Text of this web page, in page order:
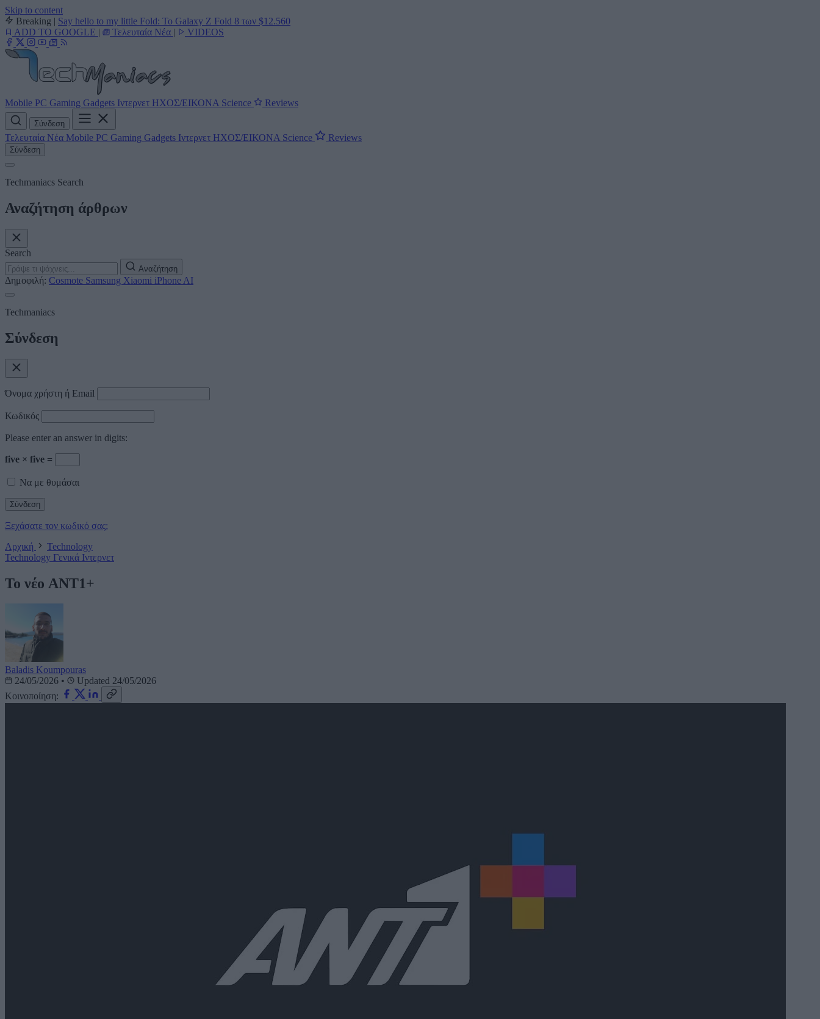
Skip to content
Breaking | Say hello to my little Fold: Το Galaxy Z Fold 8 των $12.560
ADD TO GOOGLE | Τελευταία Νέα | VIDEOS
Mobile PC Gaming Gadgets Ιντερνετ ΗΧΟΣ/ΕΙΚΟΝΑ Science Reviews
Σύνδεση
Τελευταία Νέα Mobile PC Gaming Gadgets Ιντερνετ ΗΧΟΣ/ΕΙΚΟΝΑ Science Reviews
Σύνδεση
Techmaniacs Search
Αναζήτηση άρθρων
Search
Αναζήτηση
Δημοφιλή: Cosmote Samsung Xiaomi iPhone AI
Techmaniacs
Σύνδεση
Όνομα χρήστη ή Email
Κωδικός
Please enter an answer in digits:
five × five =
Να με θυμάσαι
Ξεχάσατε τον κωδικό σας;
Αρχική
Technology
Technology Γενικά Ιντερνετ
Το νέο ANT1+
Baladis Koumpouras
24/05/2026 •
Updated 24/05/2026
Κοινοποίηση: